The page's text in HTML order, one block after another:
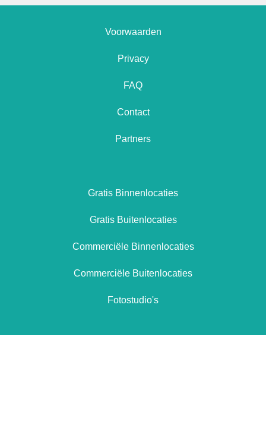
Voorwaarden
Privacy
FAQ
Contact
Partners
Gratis Binnenlocaties
Gratis Buitenlocaties
Commerciële Binnenlocaties
Commerciële Buitenlocaties
Fotostudio's